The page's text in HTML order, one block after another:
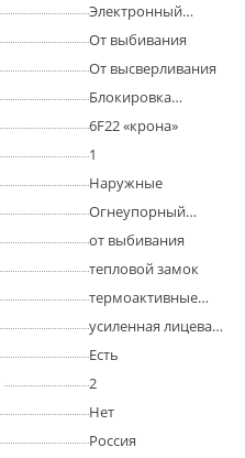
Электронный
От выбивания
От высверливания
Блокировка
выбивании
6F22 «крона»
1
Наружные
Огнеупорный
от выбивания
тепловой замок
термоактивные
усиленная лицевая
Есть
2
Нет
Россия